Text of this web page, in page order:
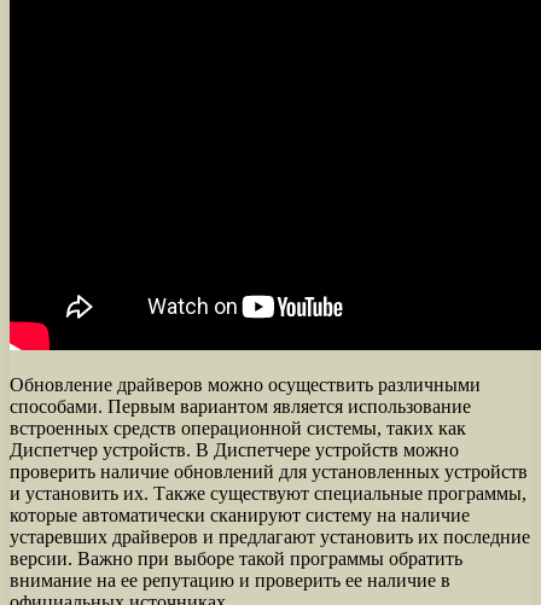
Обновление драйверов можно осуществить различными
способами. Первым вариантом является использование
встроенных средств операционной системы, таких как
Диспетчер устройств. В Диспетчере устройств можно
проверить наличие обновлений для установленных устройств
и установить их. Также существуют специальные программы,
которые автоматически сканируют систему на наличие
устаревших драйверов и предлагают установить их последние
версии. Важно при выборе такой программы обратить
внимание на ее репутацию и проверить ее наличие в